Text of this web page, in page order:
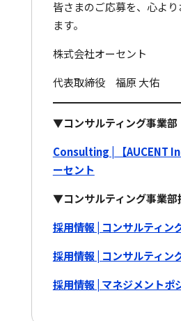
皆さまのご応募を、心よ
ます。
株式会社オーセント
代表取締役 福原 大佑
▼コンサルティング事業部
Consulting | 【AUCENT
ーセント
▼コンサルティング事業部
採用情報 | コンサルティン
採用情報 | コンサルティン
採用情報 | マネジメントポ